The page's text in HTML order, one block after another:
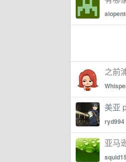
之前
美亚
ryd994
亚马